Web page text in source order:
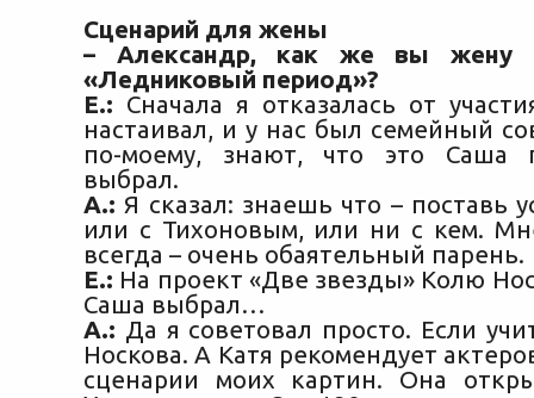
Сценарий для жены
– Александр, как же вы жену
«Ледниковый период»?
Е.: Сначала я отказалась от
настаивал, и у нас был семейный
по-моему, знают, что это Саша
выбрал.
А.: Я сказал: знаешь что – поставь
или с Тихоновым, или ни с кем.
всегда – очень обаятельный парень.
Е.: На проект «Две звезды» Колю
Саша выбрал…
А.: Да я советовал просто. Если
Носкова. А Катя рекомендует
сценарии моих картин. Она